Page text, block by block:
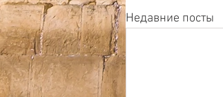
Недавние посты